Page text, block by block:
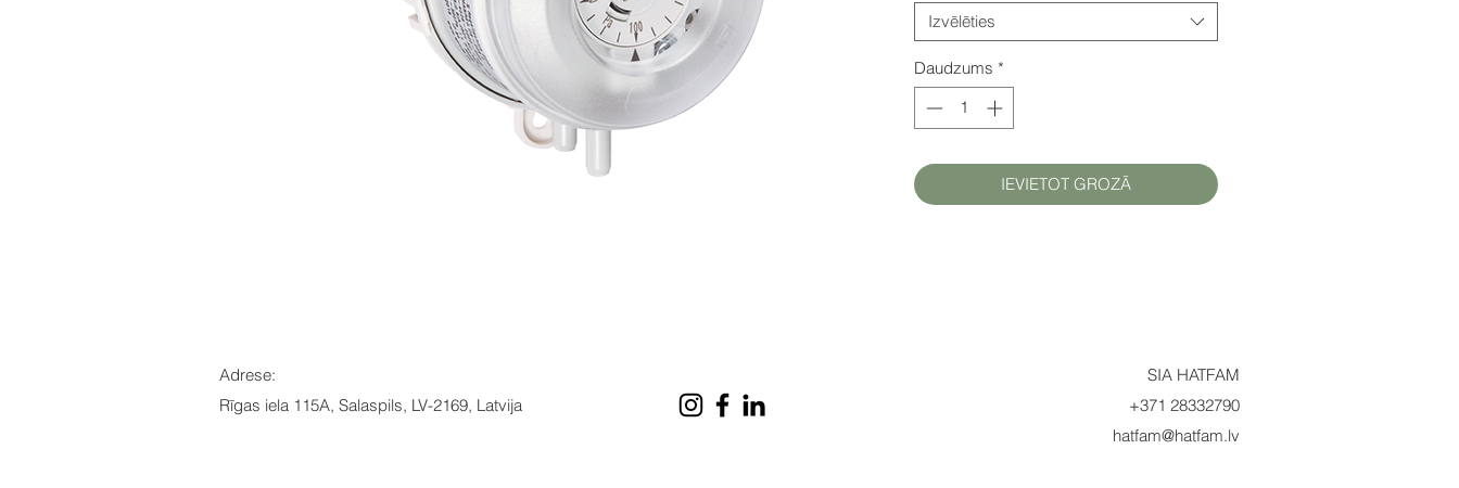
Izvēlēties
Daudzums *
IEVIETOT GROZĀ
Adrese:
Rīgas iela 115A, Salaspils, LV-2169, Latvija
SIA HATFAM
+371 28332790
hatfam@hatfam.lv